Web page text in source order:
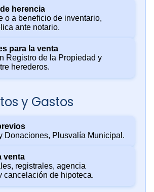
herencia
o a beneficio de inventario,
ante notario.
para la venta
Registro de la Propiedad y
herederos.
y Gastos
Donaciones, Plusvalía Municipal.
venta
registrales, agencia
cancelación de hipoteca.